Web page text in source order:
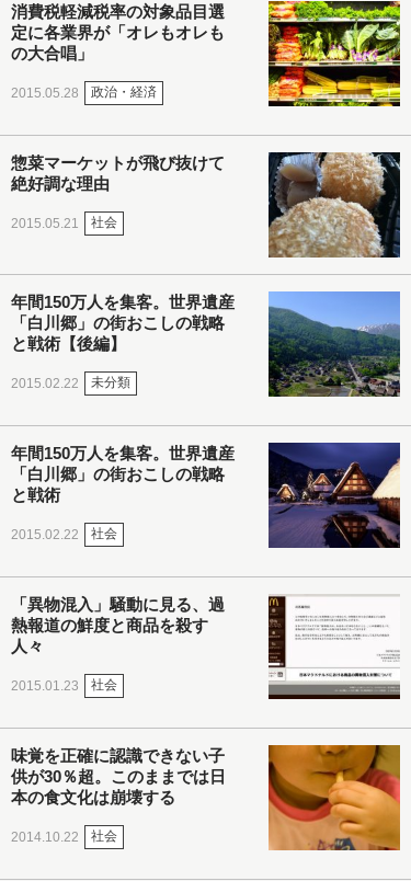
消費税軽減税率の対象品目選
定に各業界が「オレもオレも
の大合唱」
2015.05.28 政治・経済
惣菜マーケットが飛び抜けて
絶好調な理由
2015.05.21 社会
年間150万人を集客。世界遺産
「白川郷」の街おこしの戦略
と戦術【後編】
2015.02.22 未分類
年間150万人を集客。世界遺産
「白川郷」の街おこしの戦略
と戦術
2015.02.22 社会
「異物混入」騒動に見る、過
熱報道の鮮度と商品を殺す
人々
2015.01.23 社会
味覚を正確に認識できない子
供が30％超。このままでは日
本の食文化は崩壊する
2014.10.22 社会